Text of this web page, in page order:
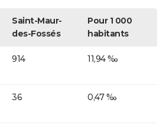
Saint-Maur-
des-Fossés
Pour 1 000
habitants
914 11,94 ‰
36 0,47 ‰